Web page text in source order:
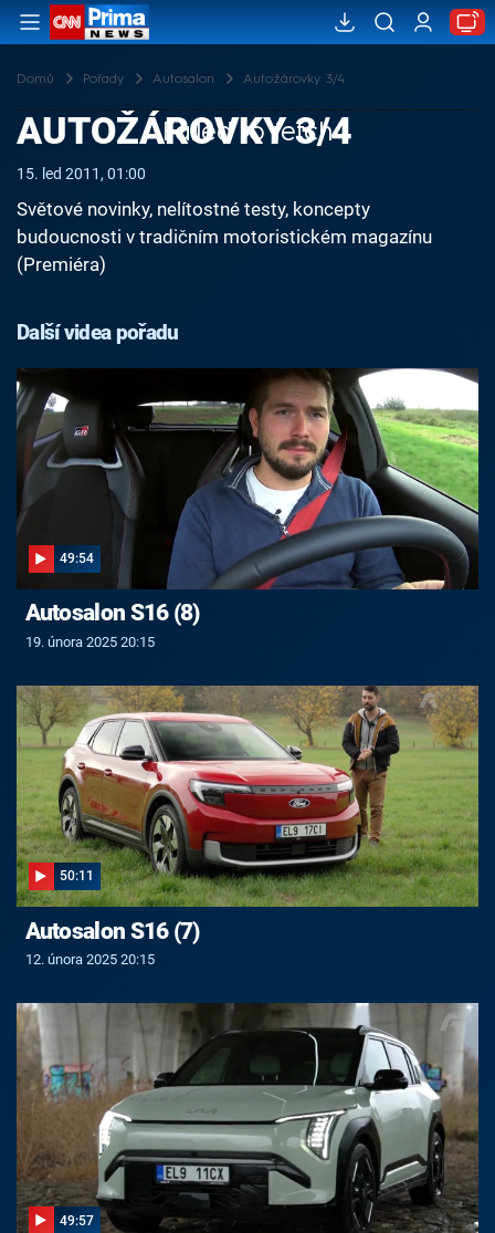
Domů Pořady Autosalon Autožárovky 3/4
Failed to fetch
AUTOŽÁROVKY 3/4
15. led 2011, 01:00
Světové novinky, nelítostné testy, koncepty
budoucnosti v tradičním motoristickém magazínu
(Premiéra)
Další videa pořadu
49:54
Autosalon S16 (8)
19. února 2025 20:15
50:11
Autosalon S16 (7)
12. února 2025 20:15
49:57